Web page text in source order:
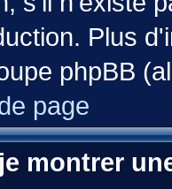
Plus
phpBB
page
montrer